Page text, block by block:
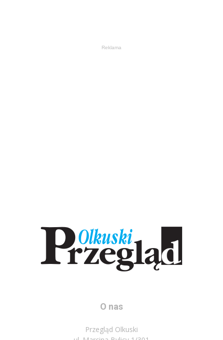
Reklama
O nas
Przegląd Olkuski